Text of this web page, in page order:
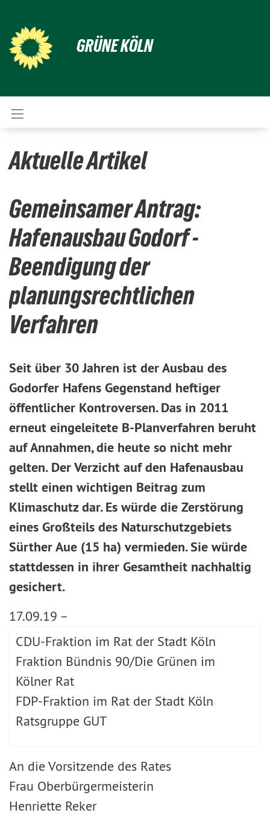
GRÜNE KÖLN
Aktuelle Artikel
Gemeinsamer Antrag:
Hafenausbau Godorf -
Beendigung der
planungsrechtlichen
Verfahren
Seit über 30 Jahren ist der Ausbau des
Godorfer Hafens Gegenstand heftiger
öffentlicher Kontroversen. Das in 2011
erneut eingeleitete B-Planverfahren beruht
auf Annahmen, die heute so nicht mehr
gelten. Der Verzicht auf den Hafenausbau
stellt einen wichtigen Beitrag zum
Klimaschutz dar. Es würde die Zerstörung
eines Großteils des Naturschutzgebiets
Sürther Aue (15 ha) vermieden. Sie würde
stattdessen in ihrer Gesamtheit nachhaltig
gesichert.
17.09.19 –
CDU-Fraktion im Rat der Stadt Köln
Fraktion Bündnis 90/Die Grünen im
Kölner Rat
FDP-Fraktion im Rat der Stadt Köln
Ratsgruppe GUT
An die Vorsitzende des Rates
Frau Oberbürgermeisterin
Henriette Reker